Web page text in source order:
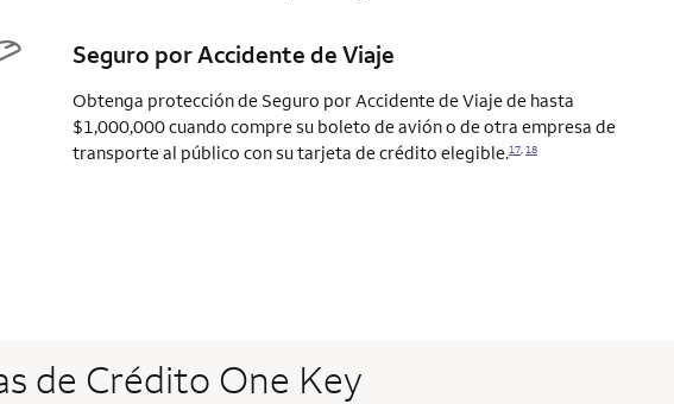
Seguro por Accidente de Viaje
Obtenga protección de Seguro por Accidente de Viaje de hasta
$1,000,000 cuando compre su boleto de avión o de otra empresa de
transporte al público con su tarjeta de crédito elegible.17 18
de Crédito One Key